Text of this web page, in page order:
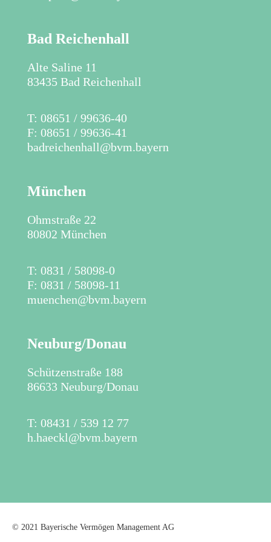
Bad Reichenhall
Alte Saline 11
83435 Bad Reichenhall
​T: 08651 / 99636-40
F: 08651 / 99636-41
badreichenhall@bvm.bayern
München
Ohmstraße 22
80802 München
T: 0831 / 58098-0
F: 0831 / 58098-11
muenchen@bvm.bayern
Neuburg/Donau
Schützenstraße 188
86633 Neuburg/Donau
T: 08431 / 539 12 77
h.haeckl@bvm.bayern
© 2021 Bayerische Vermögen Management AG